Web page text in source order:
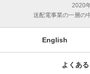
2020
送配電事業の一層の
English
よくあ